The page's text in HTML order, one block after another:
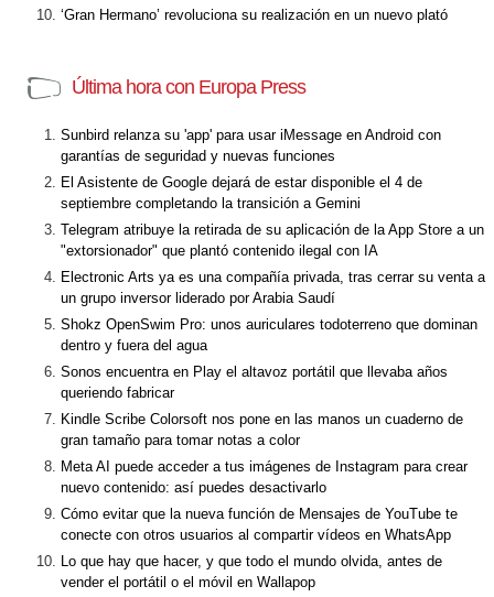
‘Gran Hermano’ revoluciona su realización en un nuevo plató
Última hora con Europa Press
Sunbird relanza su 'app' para usar iMessage en Android con
garantías de seguridad y nuevas funciones
El Asistente de Google dejará de estar disponible el 4 de
septiembre completando la transición a Gemini
Telegram atribuye la retirada de su aplicación de la App Store a un
"extorsionador" que plantó contenido ilegal con IA
Electronic Arts ya es una compañía privada, tras cerrar su venta a
un grupo inversor liderado por Arabia Saudí
Shokz OpenSwim Pro: unos auriculares todoterreno que dominan
dentro y fuera del agua
Sonos encuentra en Play el altavoz portátil que llevaba años
queriendo fabricar
Kindle Scribe Colorsoft nos pone en las manos un cuaderno de
gran tamaño para tomar notas a color
Meta AI puede acceder a tus imágenes de Instagram para crear
nuevo contenido: así puedes desactivarlo
Cómo evitar que la nueva función de Mensajes de YouTube te
conecte con otros usuarios al compartir vídeos en WhatsApp
Lo que hay que hacer, y que todo el mundo olvida, antes de
vender el portátil o el móvil en Wallapop